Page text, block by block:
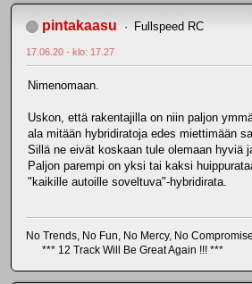
pintakaasu Fullspeed RC
17.06.20 - klo: 17.27
Nimenomaan.
Uskon, että rakentajilla on niin paljon
ala mitään hybridiratoja edes miettimään
Sillä ne eivät koskaan tule olemaan hyviä
Paljon parempi on yksi tai kaksi
"kaikille autoille soveltuva"-hybridirata.
No Trends, No Fun, No Mercy, No
*** 12 Track Will Be Great Again !!! ***